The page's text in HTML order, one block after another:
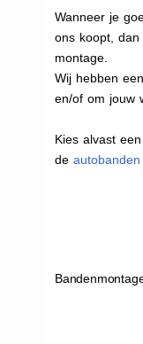
Wanneer je
ons koopt,
montage.
Wij hebben
en/of om jouw
Kies alvast
de autobanden